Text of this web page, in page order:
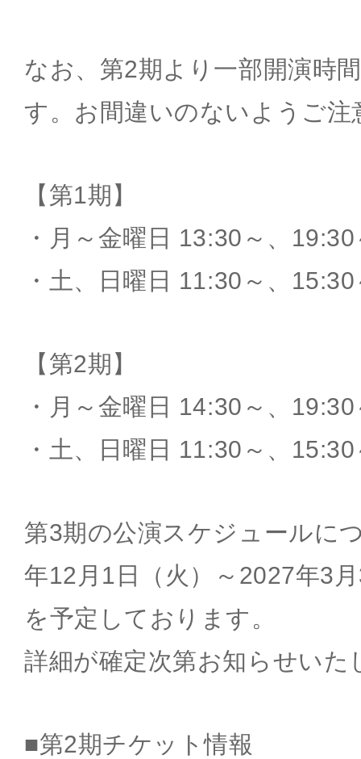
なお、第2期より一部開演時
す。お間違いのないようご注
【第1期】
・月～金曜日 13:30～、19:30
・土、日曜日 11:30～、
【第2期】
・月～金曜日 14:30～、19:30
・土、日曜日 11:30～、
第3期の公演スケジュールに
年12月1日（火）～2027年3
を予定しております。
詳細が確定次第お知らせいた
■第2期チケット情報